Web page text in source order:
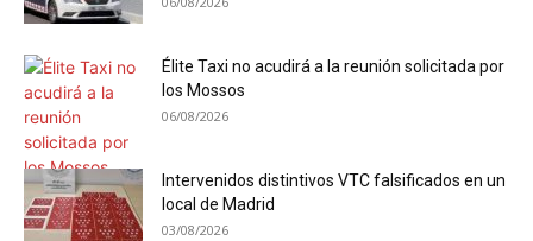
Élite Taxi no acudirá a la reunión solicitada por
los Mossos
06/08/2026
Intervenidos distintivos VTC falsificados en un
local de Madrid
03/08/2026